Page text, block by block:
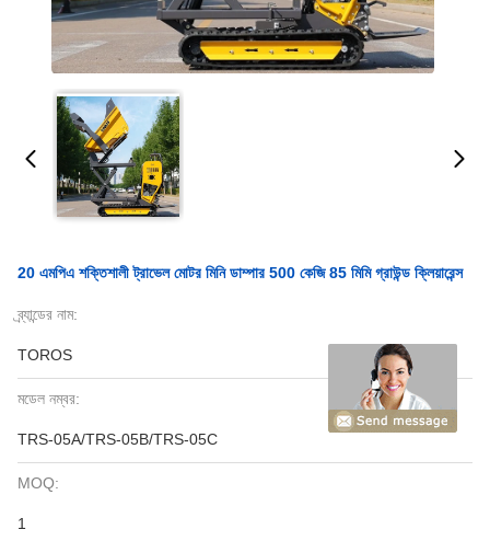
20 এমপিএ শক্তিশালী ট্রাভেল মোটর মিনি ডাম্পার 500 কেজি 85 মিমি গ্রাউন্ড ক্লিয়ারেন্স
ব্র্যান্ডের নাম:
TOROS
মডেল নম্বর:
TRS-05A/TRS-05B/TRS-05C
MOQ:
1